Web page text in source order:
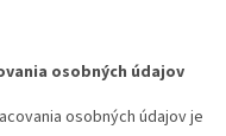
osobných údajov
osobných údajov je